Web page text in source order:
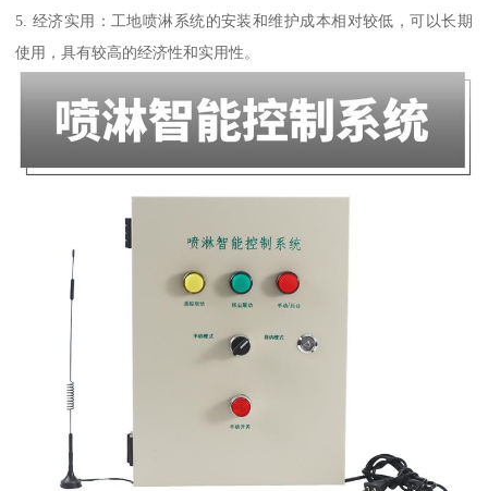
5. 经济实用：工地喷淋系统的安装和维护成本相对较低，可以长期
使用，具有较高的经济性和实用性。